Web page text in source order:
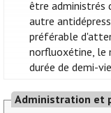
être administrés
autre
préférable
norfluoxétine, le
durée de demi-
Administration et